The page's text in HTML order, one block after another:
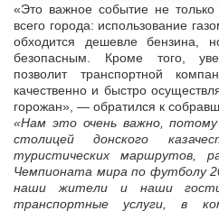
«Это важное событие не
всего города: использование
обходится дешевле бензина,
безопасным. Кроме того,
позволит транспортной
качественно и быстро
горожан», — обратился к
«Нам это очень важно, потому
столицей донского
туристических маршрутов,
Чемпионата мира по футболу
наши жители и наши гости
транспортные услуги, в